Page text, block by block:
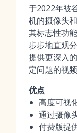
于2022年被
机的摄像头
其标志性功
步步地直观
提供更深入
定问题的视频
优点
高度可视
通过摄像
付费版提